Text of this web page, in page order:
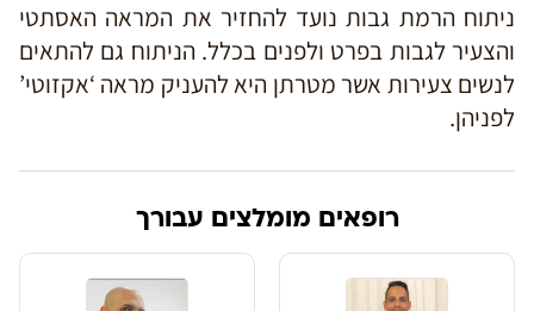
ניתוח הרמת גבות נועד להחזיר את המראה האסתטי
והצעיר לגבות בפרט ולפנים בכלל. הניתוח גם להתאים
לנשים צעירות אשר מטרתן היא להעניק מראה ‘אקזוטי’
לפניהן.
רופאים מומלצים עבורך